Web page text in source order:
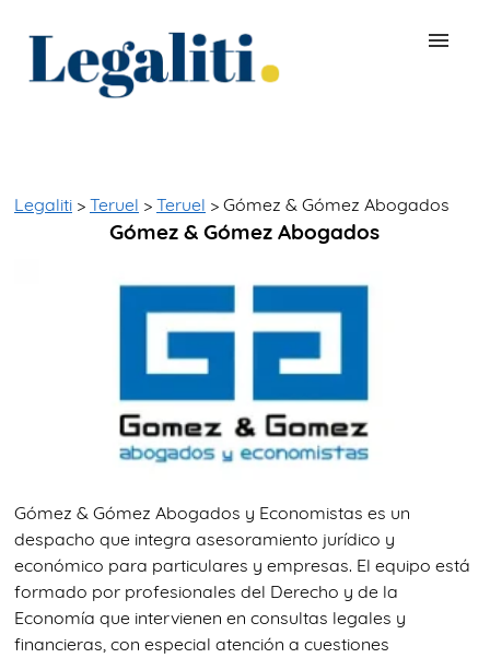
Legaliti > Teruel > Teruel > Gómez & Gómez Abogados
Gómez & Gómez Abogados
Gómez & Gómez Abogados y Economistas es un
despacho que integra asesoramiento jurídico y
económico para particulares y empresas. El equipo está
formado por profesionales del Derecho y de la
Economía que intervienen en consultas legales y
financieras, con especial atención a cuestiones